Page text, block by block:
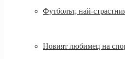
Футболът, най-
Новият любимец на